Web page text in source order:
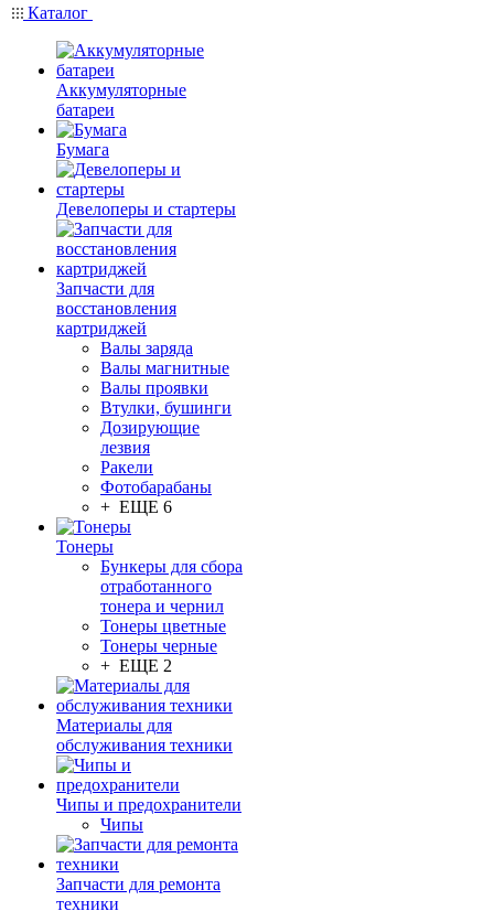
Каталог
Аккумуляторные
батареи
Бумага
Девелоперы и стартеры
Запчасти для
восстановления
картриджей
Валы заряда
Валы магнитные
Валы проявки
Втулки, бушинги
Дозирующие
лезвия
Ракели
Фотобарабаны
+ ЕЩЕ 6
Тонеры
Бункеры для сбора
отработанного
тонера и чернил
Тонеры цветные
Тонеры черные
+ ЕЩЕ 2
Материалы для
обслуживания техники
Чипы и предохранители
Чипы
Запчасти для ремонта
техники